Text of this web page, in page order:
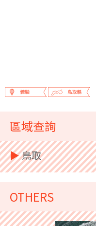
區域查詢
▶︎鳥取
OTHERS